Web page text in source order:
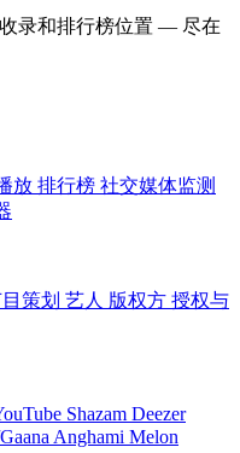
录和排行榜位置 — 尽在
放 排行榜 社交媒体监测
策划 艺人 版权方 授权与
Shazam Deezer
Anghami Melon